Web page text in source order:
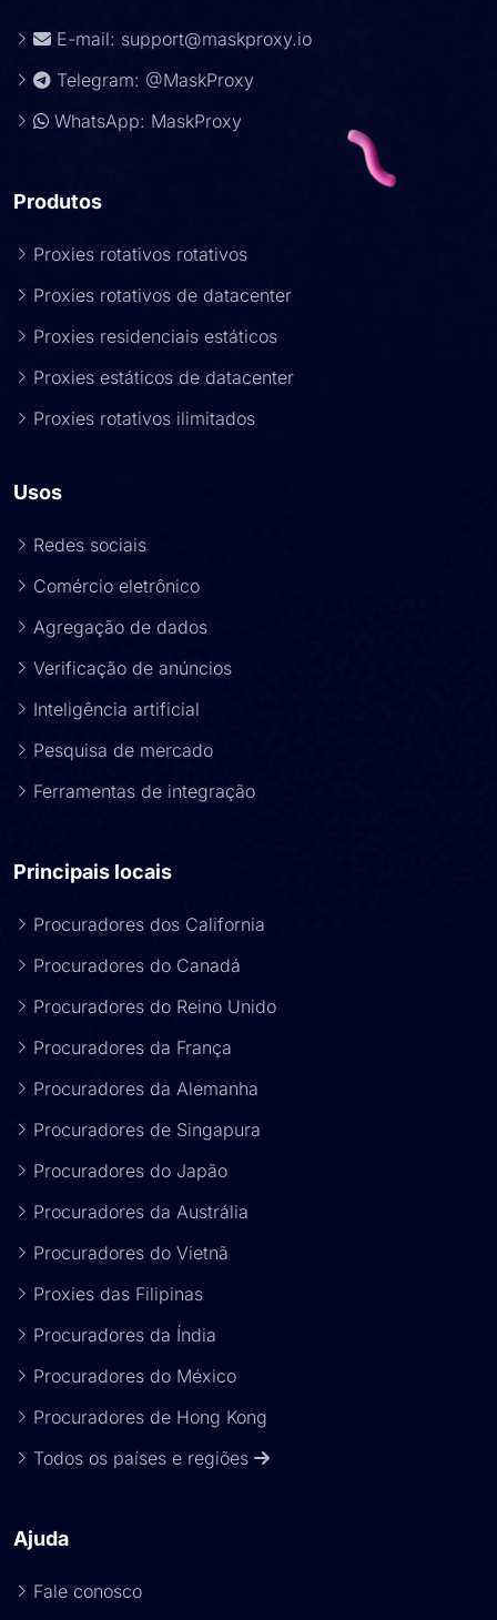
E-mail: support@maskproxy.io
Telegram: @MaskProxy
WhatsApp: MaskProxy
Produtos
Proxies rotativos rotativos
Proxies rotativos de datacenter
Proxies residenciais estáticos
Proxies estáticos de datacenter
Proxies rotativos ilimitados
Usos
Redes sociais
Comércio eletrônico
Agregação de dados
Verificação de anúncios
Inteligência artificial
Pesquisa de mercado
Ferramentas de integração
Principais locais
Procuradores dos California
Procuradores do Canadá
Procuradores do Reino Unido
Procuradores da França
Procuradores da Alemanha
Procuradores de Singapura
Procuradores do Japão
Procuradores da Austrália
Procuradores do Vietnã
Proxies das Filipinas
Procuradores da Índia
Procuradores do México
Procuradores de Hong Kong
Todos os países e regiões
Ajuda
Fale conosco